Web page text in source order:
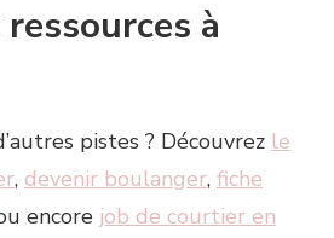
à
pistes ? Découvrez le
, devenir boulanger, fiche
encore job de courtier en